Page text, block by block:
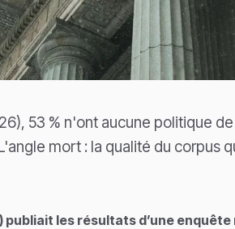
53 % n'ont aucune politique de
mort : la qualité du corpus
publiait les résultats d’une enquête